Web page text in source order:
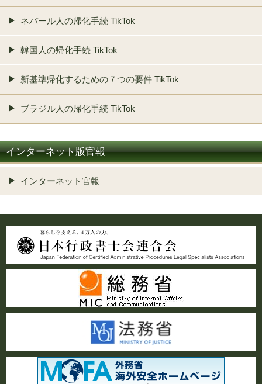
ネパール人の帰化手続 TikTok
韓国人の帰化手続 TikTok
新基準帰化するための７つの要件 TikTok
ブラジル人の帰化手続 TikTok
インターネット版官報
インターネット官報